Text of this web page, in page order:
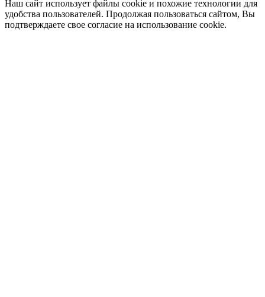
Наш сайт использует файлы cookie и похожие технологии для
удобства пользователей. Продолжая пользоваться сайтом, Вы
подтверждаете свое согласие на использование cookie.